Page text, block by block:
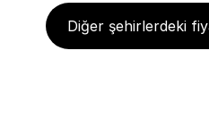
Diğer şehirlerdeki